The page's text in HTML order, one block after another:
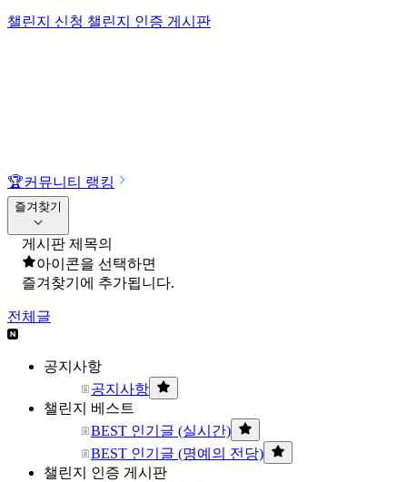
챌린지 신청 챌린지 인증 게시판
🏆커뮤니티 랭킹
즐겨찾기
게시판 제목의
아이콘을 선택하면
즐겨찾기에 추가됩니다.
전체글
공지사항
공지사항
챌린지 베스트
BEST 인기글 (실시간)
BEST 인기글 (명예의 전당)
챌린지 인증 게시판